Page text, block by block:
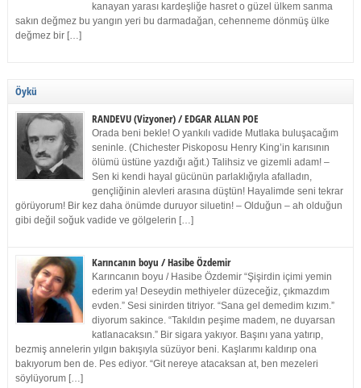
kanayan yarası kardeşliğe hasret o güzel ülkem sanma
sakın değmez bu yangın yeri bu darmadağan, cehenneme dönmüş ülke
değmez bir […]
Öykü
RANDEVU (Vizyoner) / EDGAR ALLAN POE
Orada beni bekle! O yankılı vadide Mutlaka buluşacağım
seninle. (Chichester Piskoposu Henry King’in karısının
ölümü üstüne yazdığı ağıt.) Talihsiz ve gizemli adam! –
Sen ki kendi hayal gücünün parlaklığıyla afalladın,
gençliğinin alevleri arasına düştün! Hayalimde seni tekrar
görüyorum! Bir kez daha önümde duruyor siluetin! – Olduğun – ah olduğun
gibi değil soğuk vadide ve gölgelerin […]
Karıncanın boyu / Hasibe Özdemir
Karıncanın boyu / Hasibe Özdemir “Şişirdin içimi yemin
ederim ya! Deseydin methiyeler düzeceğiz, çıkmazdım
evden.” Sesi sinirden titriyor. “Sana gel demedim kızım.”
diyorum sakince. “Takıldın peşime madem, ne duyarsan
katlanacaksın.” Bir sigara yakıyor. Başını yana yatırıp,
bezmiş annelerin yılgın bakışıyla süzüyor beni. Kaşlarımı kaldırıp ona
bakıyorum ben de. Pes ediyor. “Git nereye atacaksan at, ben mezeleri
söylüyorum […]